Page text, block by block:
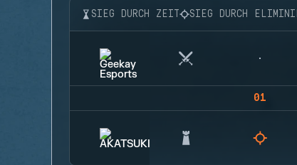
SIEG DURCH ZEIT SIEG DURCH
01